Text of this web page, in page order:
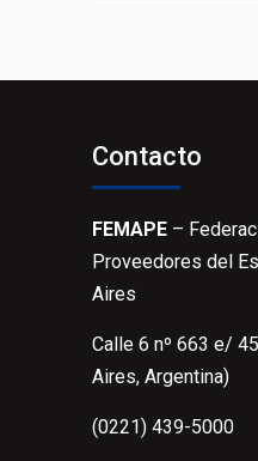
Contacto
FEMAPE –
Proveedores del
Aires
Calle 6 nº 663 e/
Aires, Argentina)
(0221) 439-5000